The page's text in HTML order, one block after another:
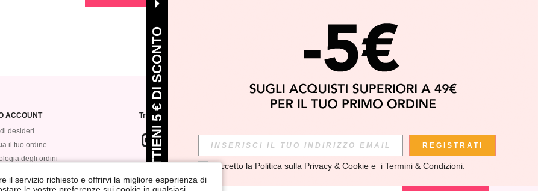
ACCOUNT
desideri
il tuo ordine
degli ordini
Trovaci su
ISCRIVITI alla nostra newsletter per scoprire le ULTIME TENDENZE in anteprima! (È possibile
annullare la sottoscrizione in qualsiasi momento).
il servizio richiesto e offrirvi la migliore esperienza di
OTTIENI 5 € DI SCONTO REGISTRATI
Accetto la Politica sulla Privacy & Cookie e  i Termini & Condizioni